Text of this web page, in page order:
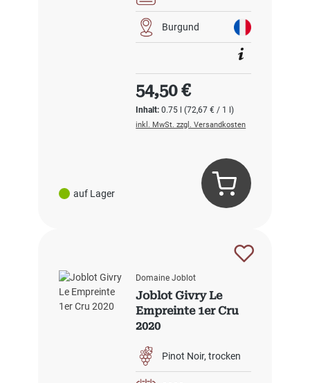
auf Lager
Burgund
Inhalt:0.75 l(72,67 € / 1 l)
Regulärer Preis:
54,50 €
inkl. MwSt. zzgl. Versandkosten
Domaine Joblot
Joblot Givry Le
Empreinte 1er Cru
2020
Pinot Noir trocken